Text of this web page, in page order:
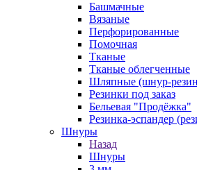
Башмачные
Вязаные
Перфорированные
Помочная
Тканые
Тканые облегченные
Шляпные (шнур-
Резинки под заказ
Бельевая "Продёжка"
Резинка-эспандер
Шнуры
Назад
Шнуры